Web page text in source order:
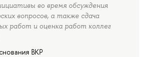
во время обсуждения
вопросов, а также сдача
работ и оценка работ коллег
ВКР